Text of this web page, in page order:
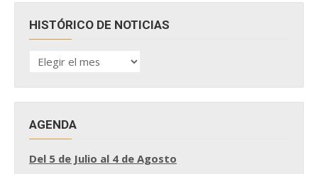
HISTÓRICO DE NOTICIAS
HISTÓRICO
DE
AGENDA
Del 5 de Julio al 4 de Agosto